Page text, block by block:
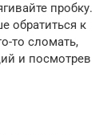
пробку.
обратиться к
то сломать,
и посмотрев